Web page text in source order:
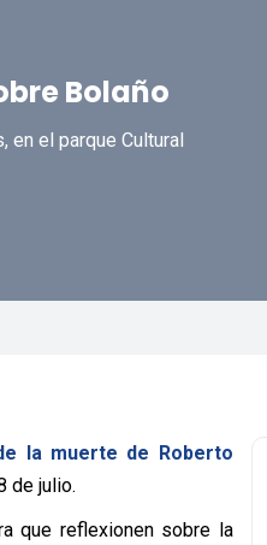
Bolaño
en el parque Cultural
la muerte de Roberto
de julio.
que reflexionen sobre la